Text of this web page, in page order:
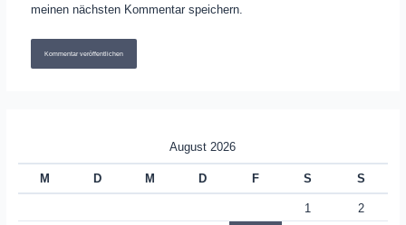
meinen nächsten Kommentar speichern.
August 2026
M D M D F S S
1 2